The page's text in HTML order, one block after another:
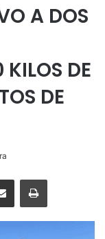
A DOS
DE
DE
Enviar vía email Imprimir